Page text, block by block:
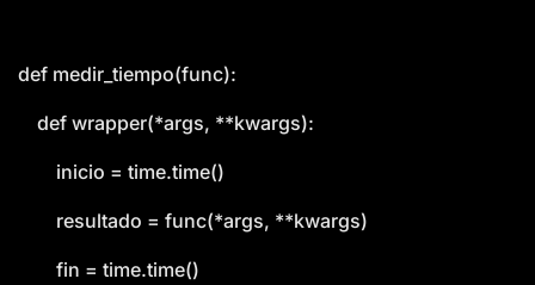
def medir_tiempo(func):
def wrapper(*args, **kwargs):
inicio = time.time()
resultado = func(*args, **kwargs)
fin = time.time()